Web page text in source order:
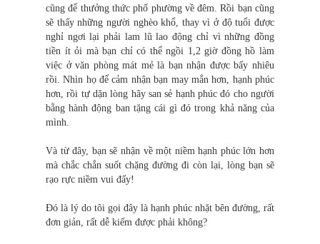
cũng để thưởng thức phố phường về đêm. Rồi bạn cũng
sẽ thấy những người nghèo khổ, thay vì ở độ tuổi được
nghỉ ngơi lại phải lam lũ lao động chỉ vì những đồng
tiền ít ỏi mà bạn chỉ có thể ngồi 1,2 giờ đồng hồ làm
việc ở văn phòng mát mẻ là bạn nhận được bấy nhiêu
rồi. Nhìn họ để cảm nhận bạn may mắn hơn, hạnh phúc
hơn, rồi tự dặn lòng hãy san sẻ hạnh phúc đó cho người
bằng hành động ban tặng cái gì đó trong khả năng của
mình.
Và từ đây, bạn sẽ nhận về một niềm hạnh phúc lớn hơn
mà chắc chắn suốt chặng đường đi còn lại, lòng bạn sẽ
rạo rực niềm vui đấy!
Đó là lý do tôi gọi đây là hạnh phúc nhặt bên đường, rất
đơn giản, rất dễ kiếm được phải không?